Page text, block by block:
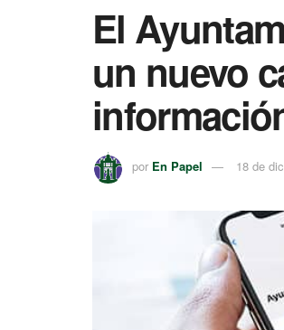
El
un nuevo
por En Papel 18 de